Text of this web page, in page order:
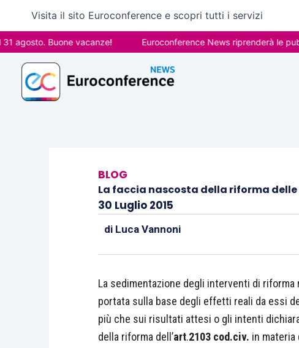
contenuto
Visita il sito Euroconference e scopri tutti i servizi
Buone vacanze! Euroconference News riprenderà le
BLOG
La faccia nascosta della riforma
30 Luglio 2015
di Luca Vannoni
La sedimentazione degli interventi di
portata sulla base degli effetti reali da essi
più che sui risultati attesi o gli intenti
della riforma dell’art.2103 cod.civ. in materia